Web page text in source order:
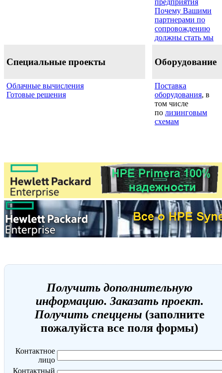
Почему Вашими
партнерами по
сопровождению
должны стать мы
Специальные проекты Оборудование
Облачные вычисления
Готовые решения
Поставка
оборудования, в
том числе
по лизинговым
схемам
Получить дополнительную
информацию. Заказать проект.
Получить спеццены (заполните
пожалуйста все поля формы)
Контактное
лицо
Контактный